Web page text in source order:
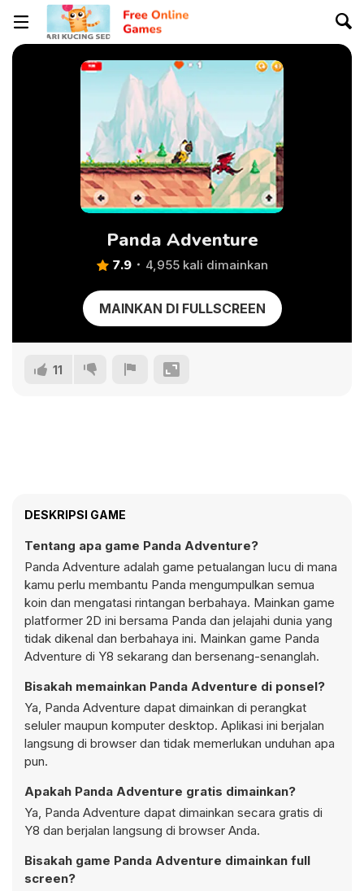
Panda Adventure
7.9 4,955 kali dimainkan
MAINKAN DI FULLSCREEN
11
DESKRIPSI GAME
Tentang apa game Panda Adventure?
Panda Adventure adalah game petualangan lucu di mana
kamu perlu membantu Panda mengumpulkan semua
koin dan mengatasi rintangan berbahaya. Mainkan game
platformer 2D ini bersama Panda dan jelajahi dunia yang
tidak dikenal dan berbahaya ini. Mainkan game Panda
Adventure di Y8 sekarang dan bersenang-senanglah.
Bisakah memainkan Panda Adventure di ponsel?
Ya, Panda Adventure dapat dimainkan di perangkat
seluler maupun komputer desktop. Aplikasi ini berjalan
langsung di browser dan tidak memerlukan unduhan apa
pun.
Apakah Panda Adventure gratis dimainkan?
Ya, Panda Adventure dapat dimainkan secara gratis di
Y8 dan berjalan langsung di browser Anda.
Bisakah game Panda Adventure dimainkan full
screen?